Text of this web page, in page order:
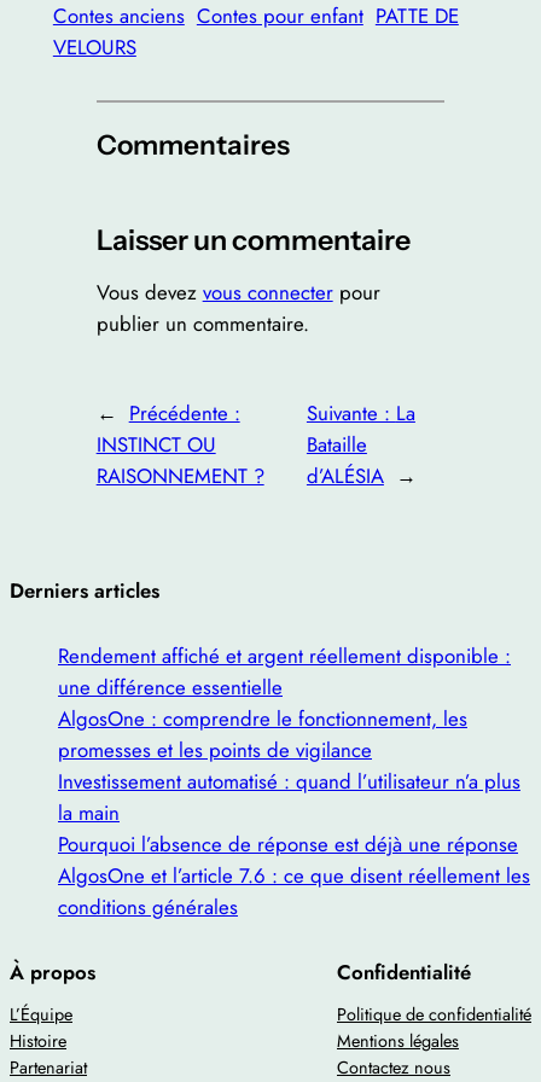
Contes anciens Contes pour enfant PATTE DE
VELOURS
Commentaires
Laisser un commentaire
Vous devez vous connecterpour
publier un commentaire.
← Précédente :
INSTINCT OU
RAISONNEMENT ?
Suivante : La
Bataille
d’ALÉSIA →
Derniers articles
Rendement affiché et argent réellement disponible :
une différence essentielle
AlgosOne : comprendre le fonctionnement, les
promesses et les points de vigilance
Investissement automatisé : quand l’utilisateur n’a plus
la main
Pourquoi l’absence de réponse est déjà une réponse
AlgosOne et l’article 7.6 : ce que disent réellement les
conditions générales
À propos
L’Équipe
Histoire
Partenariat
Confidentialité
Politique de confidentialité
Mentions légales
Contactez nous